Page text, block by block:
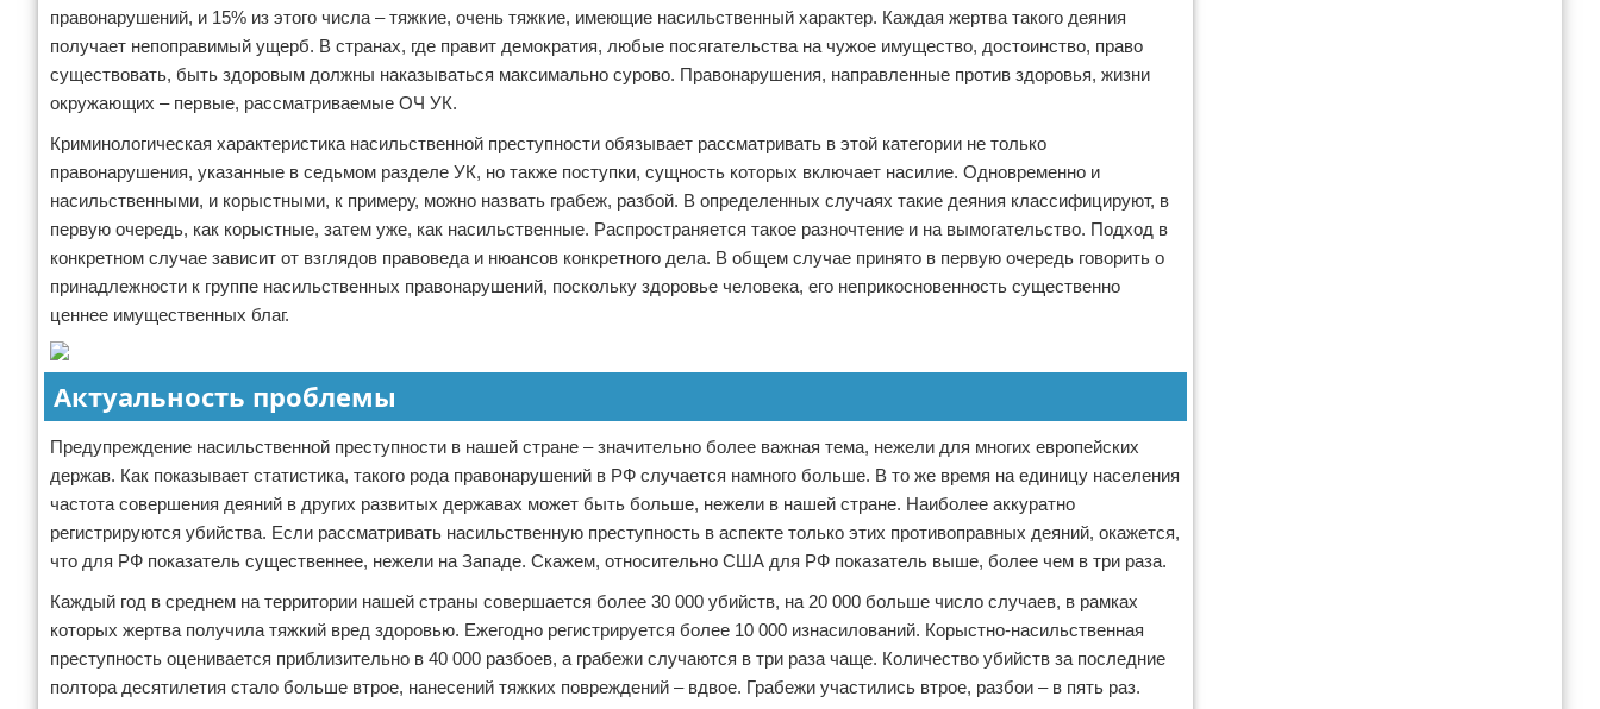
правонарушений, и 15% из этого числа – тяжкие, очень тяжкие, имеющие насильственный характер. Каждая жертва такого деяния
получает непоправимый ущерб. В странах, где правит демократия, любые посягательства на чужое имущество, достоинство, право
существовать, быть здоровым должны наказываться максимально сурово. Правонарушения, направленные против здоровья, жизни
окружающих – первые, рассматриваемые ОЧ УК.
Криминологическая характеристика насильственной преступности обязывает рассматривать в этой категории не только
правонарушения, указанные в седьмом разделе УК, но также поступки, сущность которых включает насилие. Одновременно и
насильственными, и корыстными, к примеру, можно назвать грабеж, разбой. В определенных случаях такие деяния классифицируют, в
первую очередь, как корыстные, затем уже, как насильственные. Распространяется такое разночтение и на вымогательство. Подход в
конкретном случае зависит от взглядов правоведа и нюансов конкретного дела. В общем случае принято в первую очередь говорить о
принадлежности к группе насильственных правонарушений, поскольку здоровье человека, его неприкосновенность существенно
ценнее имущественных благ.
Актуальность проблемы
Предупреждение насильственной преступности в нашей стране – значительно более важная тема, нежели для многих европейских
держав. Как показывает статистика, такого рода правонарушений в РФ случается намного больше. В то же время на единицу населения
частота совершения деяний в других развитых державах может быть больше, нежели в нашей стране. Наиболее аккуратно
регистрируются убийства. Если рассматривать насильственную преступность в аспекте только этих противоправных деяний, окажется,
что для РФ показатель существеннее, нежели на Западе. Скажем, относительно США для РФ показатель выше, более чем в три раза.
Каждый год в среднем на территории нашей страны совершается более 30 000 убийств, на 20 000 больше число случаев, в рамках
которых жертва получила тяжкий вред здоровью. Ежегодно регистрируется более 10 000 изнасилований. Корыстно-насильственная
преступность оценивается приблизительно в 40 000 разбоев, а грабежи случаются в три раза чаще. Количество убийств за последние
полтора десятилетия стало больше втрое, нанесений тяжких повреждений – вдвое. Грабежи участились втрое, разбои – в пять раз.